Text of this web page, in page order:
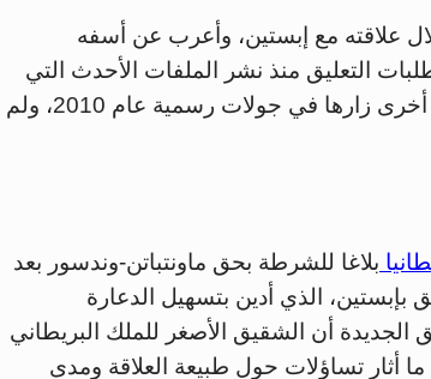
علاقته مع إبستين، وأعرب عن أسفه
التعليق منذ نشر الملفات الأحدث التي
أظهرت تبادله تقارير عن فيتنام وسنغافورة ومناطق أخرى زارها في جولات رسمية عام 2010، ولم
بلاغا للشرطة بحق ماونتباتن-وندسور بعد
بإبستين، الذي أدين بتسهيل الدعارة
في 2008، وتضيف الوثائق الجديدة أن الشقيق الأصغر للملك البريطاني
أثار تساؤلات حول طبيعة العلاقة ومدى